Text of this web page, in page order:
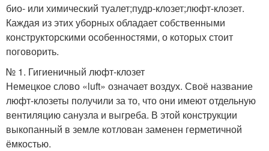
био- или химический туалет;пудр-клозет;люфт-клозет.
Каждая из этих уборных обладает собственными
конструкторскими особенностями, о которых стоит
поговорить.
№ 1. Гигиеничный люфт-клозет
Немецкое слово «luft» означает воздух. Своё название
люфт-клозеты получили за то, что они имеют отдельную
вентиляцию санузла и выгреба. В этой конструкции
выкопанный в земле котлован заменен герметичной
ёмкостью.